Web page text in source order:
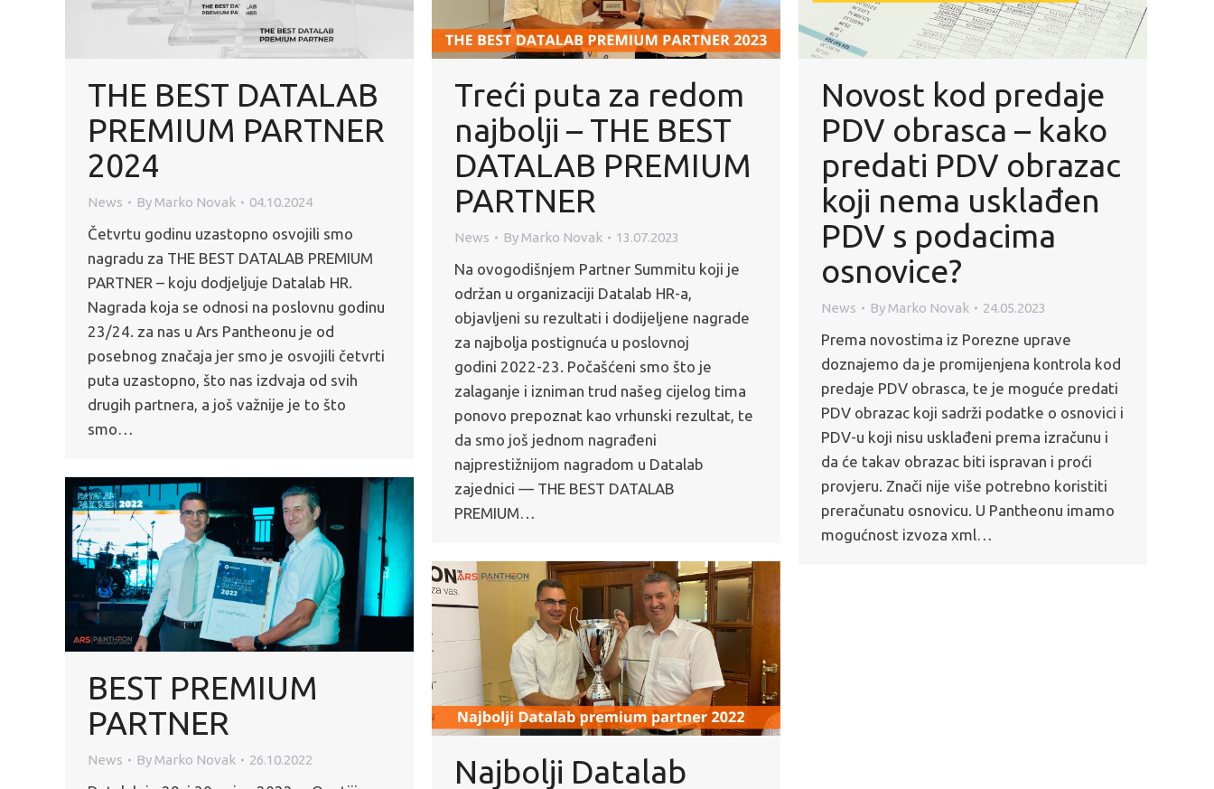
THE BEST DATALAB
PREMIUM PARTNER
2024
News By Marko Novak 04.10.2024
Četvrtu godinu uzastopno osvojili smo
nagradu za THE BEST DATALAB PREMIUM
PARTNER – koju dodjeljuje Datalab HR.
Nagrada koja se odnosi na poslovnu godinu
23/24. za nas u Ars Pantheonu je od
posebnog značaja jer smo je osvojili četvrti
puta uzastopno, što nas izdvaja od svih
drugih partnera, a još važnije je to što
smo…
Treći puta za redom
najbolji – THE BEST
DATALAB PREMIUM
PARTNER
News By Marko Novak 13.07.2023
Na ovogodišnjem Partner Summitu koji je
održan u organizaciji Datalab HR-a,
objavljeni su rezultati i dodijeljene nagrade
za najbolja postignuća u poslovnoj
godini 2022-23. Počašćeni smo što je
zalaganje i izniman trud našeg cijelog tima
ponovo prepoznat kao vrhunski rezultat, te
da smo još jednom nagrađeni
najprestižnijom nagradom u Datalab
zajednici — THE BEST DATALAB
PREMIUM…
Novost kod predaje
PDV obrasca – kako
predati PDV obrazac
koji nema usklađen
PDV s podacima
osnovice?
News By Marko Novak 24.05.2023
Prema novostima iz Porezne uprave
doznajemo da je promijenjena kontrola kod
predaje PDV obrasca, te je moguće predati
PDV obrazac koji sadrži podatke o osnovici i
PDV-u koji nisu usklađeni prema izračunu i
da će takav obrazac biti ispravan i proći
provjeru. Znači nije više potrebno koristiti
preračunatu osnovicu. U Pantheonu imamo
mogućnost izvoza xml…
BEST PREMIUM
PARTNER
News By Marko Novak 26.10.2022
Najbolji Datalab